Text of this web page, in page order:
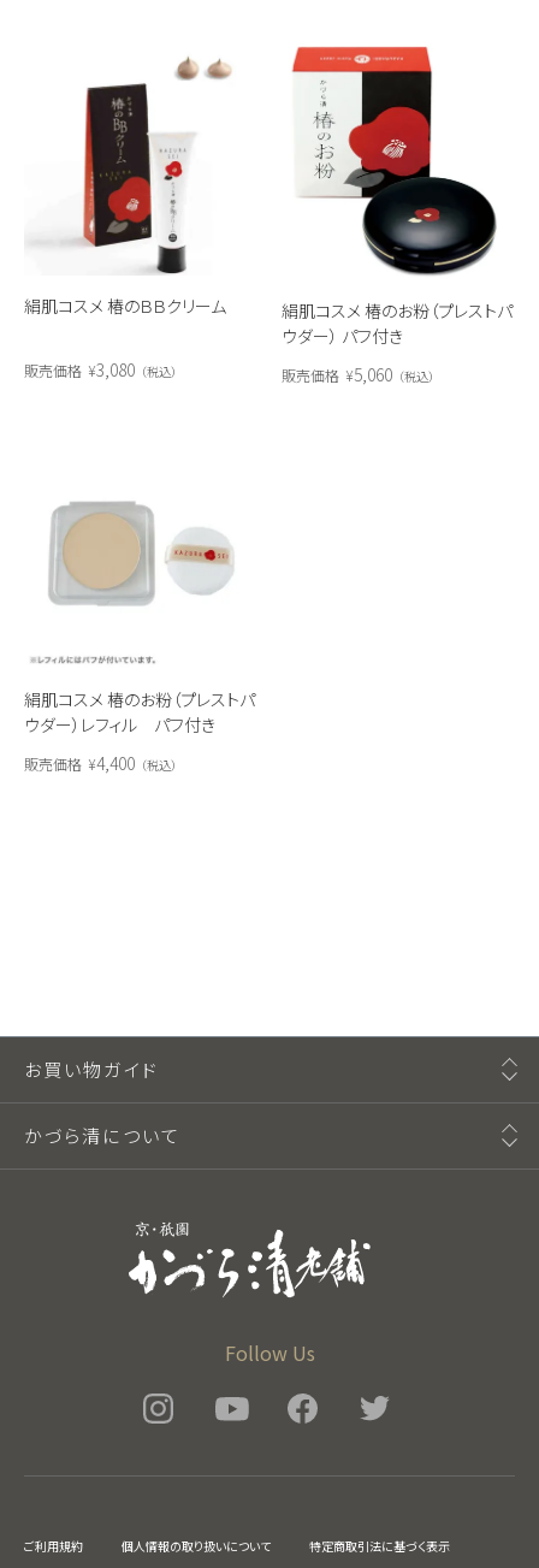
絹肌コスメ 椿のＢＢクリーム
販売価格 ¥3,080 税込
絹肌コスメ 椿のお粉（プレストパ
ウダー） パフ付き
販売価格 ¥5,060 税込
絹肌コスメ 椿のお粉（プレストパ
ウダー）レフィル パフ付き
販売価格 ¥4,400 税込
Follow Us
お買い物ガイド
かづら清について
ご利用規約 個人情報の取り扱いについて 特定商取引法に基づく表示